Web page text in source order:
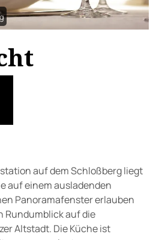
auf dem Schloßberg liegt
auf einem ausladenden
Panoramafenster erlauben
Rundumblick auf die
Altstadt. Die Küche ist